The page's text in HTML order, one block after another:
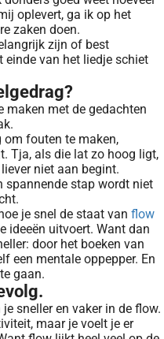
oplevert, ga ik op het
zaken doen.
zijn of best
einde van het liedje schiet
maken met de gedachten
fouten te maken,
Tja, als die lat zo hoog ligt,
niet aan begint.
spannende stap wordt niet
je snel de staat van flow
ideeën uitvoert. Want dan
door het boeken van
een mentale oppepper. En
gaan.
sneller en vaker in de flow.
maar je voelt je er